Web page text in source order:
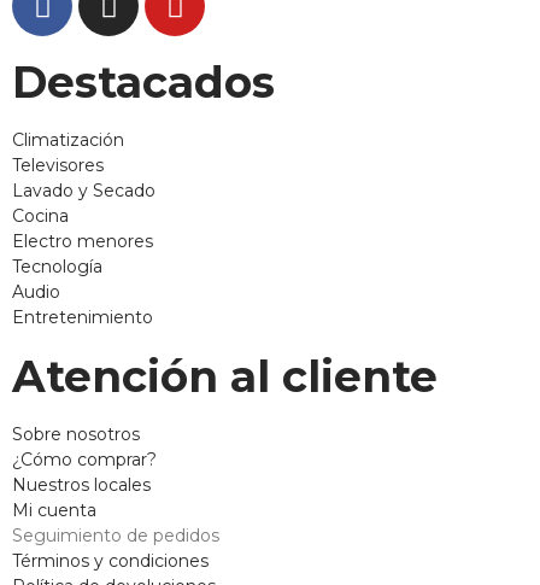
Destacados
Climatización
Televisores
Lavado y Secado
Cocina
Electro menores
Tecnología
Audio
Entretenimiento
Atención al cliente
Sobre nosotros
¿Cómo comprar?
Nuestros locales
Mi cuenta
Seguimiento de pedidos
Términos y condiciones